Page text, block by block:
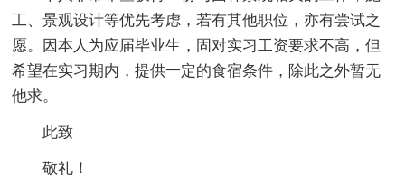
工、景观设计等优先考虑，若有其他职位，亦有尝试之
愿。因本人为应届毕业生，固对实习工资要求不高，但
希望在实习期内，提供一定的食宿条件，除此之外暂无
他求。
此致
敬礼！